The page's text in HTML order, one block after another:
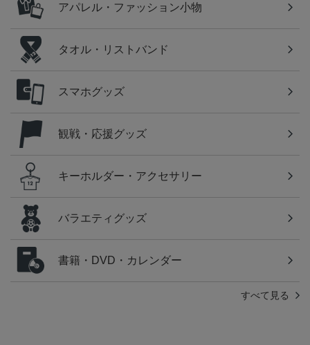
アパレル・ファッション小物
タオル・リストバンド
スマホグッズ
観戦・応援グッズ
キーホルダー・アクセサリー
バラエティグッズ
書籍・DVD・カレンダー
すべて見る